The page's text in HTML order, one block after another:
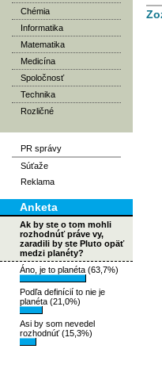
Chémia
Informatika
Matematika
Medicína
Spoločnosť
Technika
Rozličné
PR správy
Súťaže
Reklama
Anketa
Ak by ste o tom mohli
rozhodnúť práve vy,
zaradili by ste Pluto opäť
medzi planéty?
Áno, je to planéta (63,7%)
Podľa definícií to nie je
planéta (21,0%)
Asi by som nevedel
rozhodnúť (15,3%)